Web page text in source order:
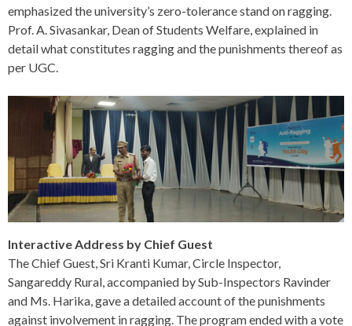
emphasized the university’s zero-tolerance stand on ragging.
Prof. A. Sivasankar, Dean of Students Welfare, explained in
detail what constitutes ragging and the punishments thereof as
per UGC.
Interactive Address by Chief Guest
The Chief Guest, Sri Kranti Kumar, Circle Inspector,
Sangareddy Rural, accompanied by Sub-Inspectors Ravinder
and Ms. Harika, gave a detailed account of the punishments
against involvement in ragging. The program ended with a vote